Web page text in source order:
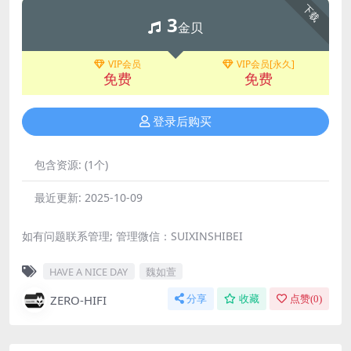
下载
3金贝
VIP会员
免费
VIP会员[永久]
免费
登录后购买
包含资源: (1个)
最近更新: 2025-10-09
如有问题联系管理; 管理微信：SUIXINSHIBEI
HAVE A NICE DAY 魏如萱
ZERO-HIFI 分享 收藏 点赞(0)